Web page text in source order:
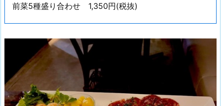
前菜5種盛り合わせ 1,350円(税抜)